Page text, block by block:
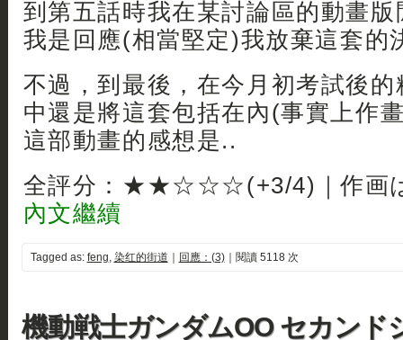
到第五話時我在某討論區的動畫
我是回應(相當堅定)我放棄這套的
不過，到最後，在今月初考試後
中還是將這套包括在內(事實上作
這部動畫的感想是..
全評分：★★☆☆☆(+3/4)｜作画
內文繼續
Tagged as: feng, 染红的街道 回應：(3)｜閱讀 5118 次
機動戦士ガンダムOO セカンド